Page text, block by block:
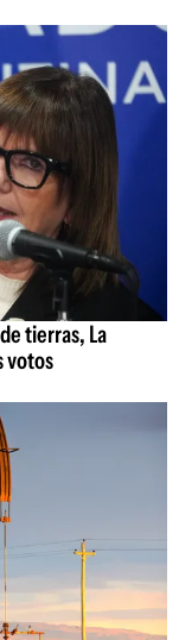
tierras, La
votos